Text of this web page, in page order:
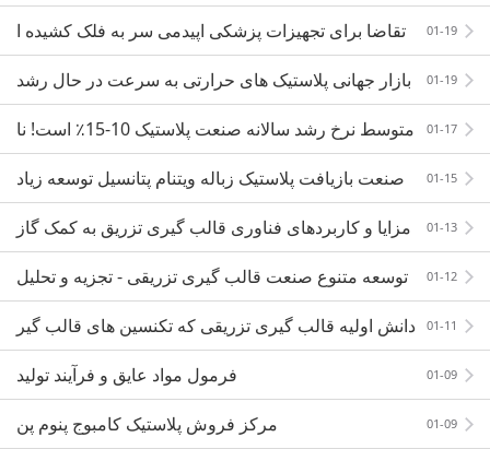
صت های توسعه آینده استفاده کرد!
01-19
تقاضا برای تجهیزات پزشکی اپیدمی سر به فلک کشیده ا
ست
01-19
بازار جهانی پلاستیک های حرارتی به سرعت در حال رشد
است و رقابت اصلی شرکت های تولیدی باید ارتقا یابد
01-17
متوسط نرخ رشد سالانه صنعت پلاستیک 10-15٪ است! نا
گت در بازار ویتنام ، شما اقدامی انجام داده اید؟
01-15
صنعت بازیافت پلاستیک زباله ویتنام پتانسیل توسعه زیاد
ی دارد
01-13 مزایا و کاربردهای فناوری قالب گیری تزریق به کمک گاز
01-12
توسعه متنوع صنعت قالب گیری تزریقی - تجزیه و تحلیل
فناوری قالب گیری تزریق خرد
01-11
دانش اولیه قالب گیری تزریقی که تکنسین های قالب گیر
ی تزریقی باید بدانند
01-09 فرمول مواد عایق و فرآیند تولید
01-09 مرکز فروش پلاستیک کامبوج پنوم پن